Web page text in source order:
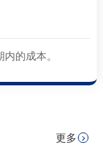
的成本。
更多